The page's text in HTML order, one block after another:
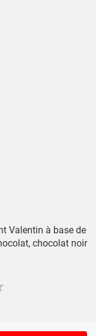
Valentin à base de
chocolat noir